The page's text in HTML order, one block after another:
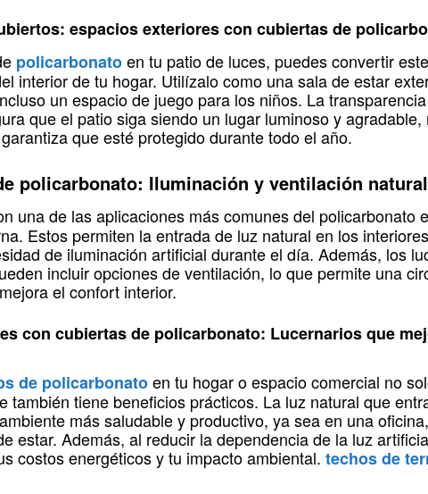
espacios exteriores con cubiertas de
policarbonatoen tu patio de luces, puedes convertir
interior de tu hogar. Utilízalo como una sala de estar
un espacio de juego para los niños. La
que el patio siga siendo un lugar luminoso y agradable,
que esté protegido durante todo el año.
policarbonato: Iluminación y ventilación natural
una de las aplicaciones más comunes del policarbonato
Estos permiten la entrada de luz natural en los
de iluminación artificial durante el día. Además, los
incluir opciones de ventilación, lo que permite una
el confort interior.
con cubiertas de policarbonato: Lucernarios que
de policarbonatoen tu hogar o espacio comercial no
también tiene beneficios prácticos. La luz natural que
más saludable y productivo, ya sea en una
estar. Además, al reducir la dependencia de la luz
costos energéticos y tu impacto ambiental. techos de